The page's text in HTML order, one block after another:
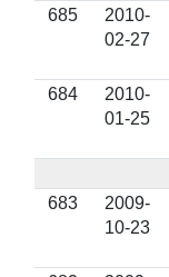
685
2010-
02-27
684
2010-
01-25
683
2009-
10-23